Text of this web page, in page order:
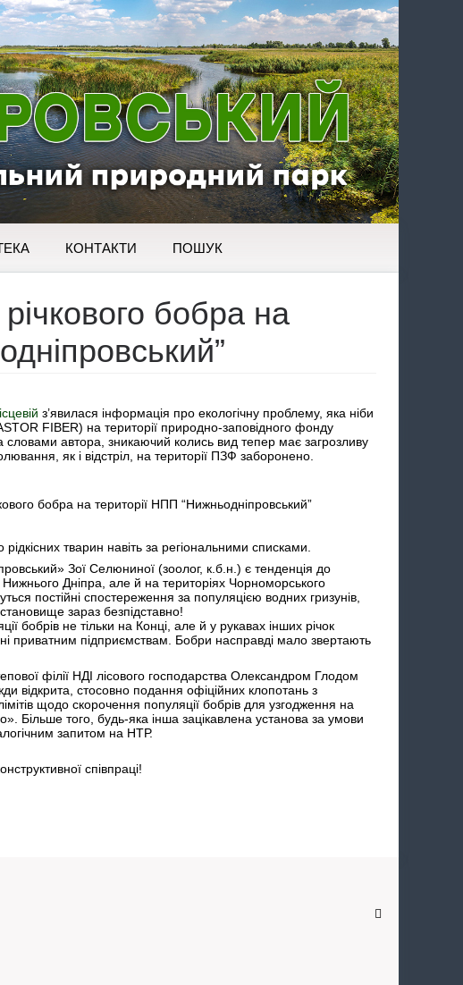
КОНТАКТИ ПОШУК
бобра на
з’явилася інформація про екологічну проблему, яка ніби
FIBER) на території природно-заповідного фонду
автора, зникаючий колись вид тепер має загрозливу
як і відстріл, на території ПЗФ заборонено.
бобра на території НПП “Нижньодніпровський”
тварин навіть за регіональними списками.
Зої Селюниної (зоолог, к.б.н.) є тенденція до
Нижнього Дніпра, але й на територіях Чорноморського
постійні спостереження за популяцією водних гризунів,
зараз безпідставно!
бобрів не тільки на Конці, але й у рукавах інших річок
приватним підприємствам. Бобри насправді мало звертають
філії НДІ лісового господарства Олександром Глодом
відкрита, стосовно подання офіційних клопотань з
щодо скорочення популяції бобрів для узгодження на
Більше того, будь-яка інша зацікавлена установа за умови
запитом на НТР.
співпраці!